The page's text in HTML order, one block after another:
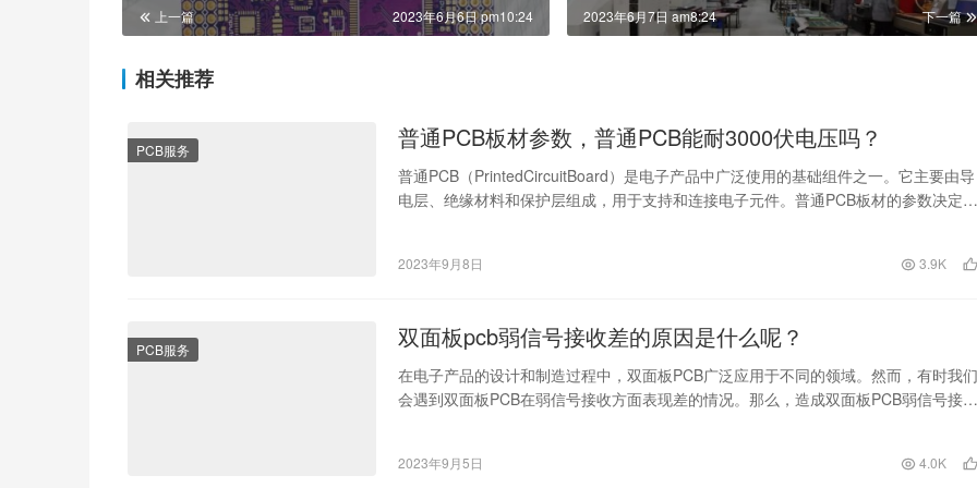
上一篇 2023年6月6日 pm10:24 下一篇
2023年6月7日 am8:24
相关推荐
PCB服务 普通PCB板材参数，普通PCB能耐3000伏电压吗？
普通PCB（PrintedCircuitBoard）是电子产品中广泛使用的基础组件之一。它主要由导
电层、绝缘材料和保护层组成，用于支持和连接电子元件。普通PCB板材的参数决定了
2023年9月8日 3.9K
PCB服务 双面板pcb弱信号接收差的原因是什么呢？
在电子产品的设计和制造过程中，双面板PCB广泛应用于不同的领域。然而，有时我们
会遇到双面板PCB在弱信号接收方面表现差的情况。那么，造成双面板PCB弱信号接收
2023年9月5日 4.0K